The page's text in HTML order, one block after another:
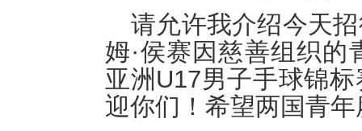
请允许我介绍今天
姆·侯赛因慈善组织
亚洲U17男子手球锦
迎你们！希望两国青